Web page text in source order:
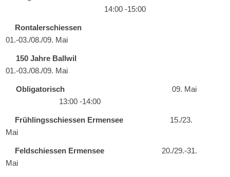
14:00 -15:00
Rontalerschiessen
01.-03./08./09. Mai
150 Jahre Ballwil
01.-03./08./09. Mai
Obligatorisch
09. Mai
13:00-14:00
Frühlingsschiessen Ermensee
15./23.
Mai
Feldschiessen Ermensee
20./29.-31.
Mai